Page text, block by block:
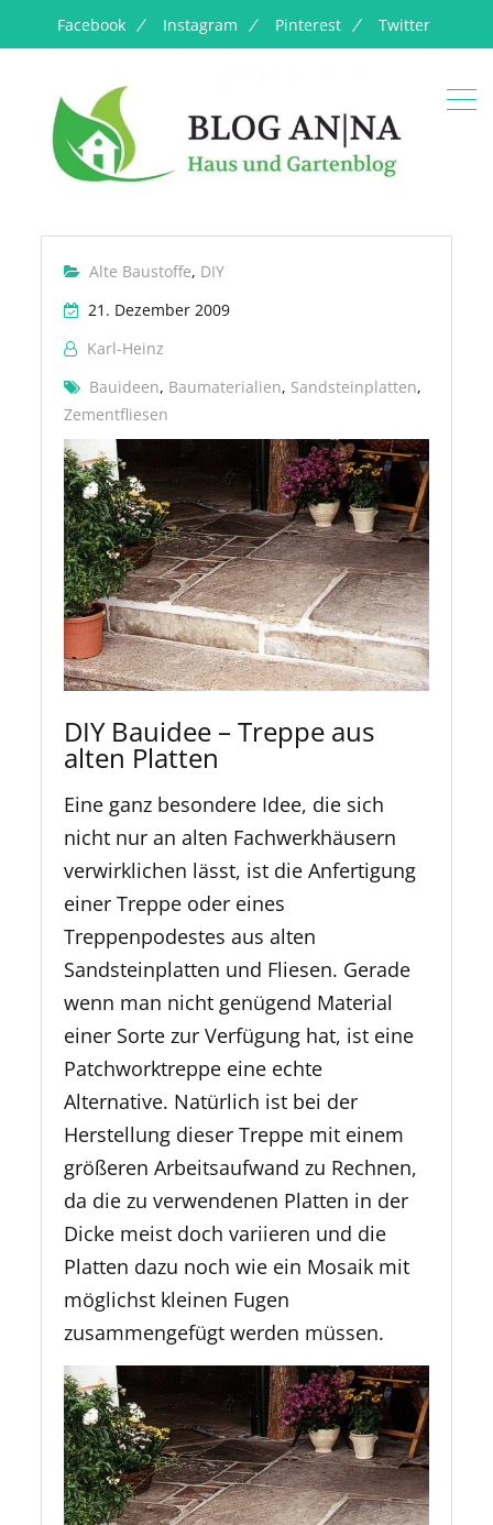
Facebook Instagram Pinterest Twitter
Alte Baustoffe, DIY
21. Dezember 2009
Karl-Heinz
Bauideen, Baumaterialien, Sandsteinplatten,
Zementfliesen
DIY Bauidee – Treppe aus
alten Platten
Eine ganz besondere Idee, die sich
nicht nur an alten Fachwerkhäusern
verwirklichen lässt, ist die Anfertigung
einer Treppe oder eines
Treppenpodestes aus alten
Sandsteinplatten und Fliesen. Gerade
wenn man nicht genügend Material
einer Sorte zur Verfügung hat, ist eine
Patchworktreppe eine echte
Alternative. Natürlich ist bei der
Herstellung dieser Treppe mit einem
größeren Arbeitsaufwand zu Rechnen,
da die zu verwendenen Platten in der
Dicke meist doch variieren und die
Platten dazu noch wie ein Mosaik mit
möglichst kleinen Fugen
zusammengefügt werden müssen.